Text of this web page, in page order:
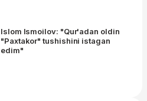
Islom Ismoilov: "Qur'adan oldin
"Paxtakor" tushishini istagan
edim"